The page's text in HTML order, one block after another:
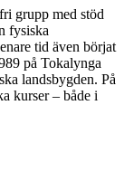
grupp med stöd
fysiska
tid även börjat
på Tokalynga
landsbygden. På
kurser – både i